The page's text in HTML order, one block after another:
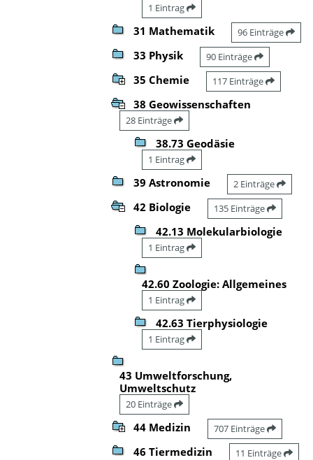
1 Eintrag
31 Mathematik 96 Einträge
33 Physik 90 Einträge
35 Chemie 117 Einträge
38 Geowissenschaften
28 Einträge
38.73 Geodäsie
1 Eintrag
39 Astronomie 2 Einträge
42 Biologie 135 Einträge
42.13 Molekularbiologie
1 Eintrag
42.60 Zoologie: Allgemeines
1 Eintrag
42.63 Tierphysiologie
1 Eintrag
43 Umweltforschung,
Umweltschutz
20 Einträge
44 Medizin 707 Einträge
46 Tiermedizin 11 Einträge